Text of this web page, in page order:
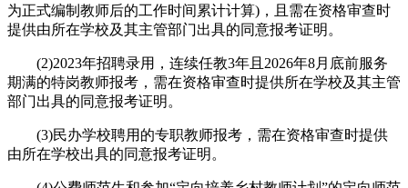
为正式编制教师后的工作时间累计计算)，且需在资格审查时
提供由所在学校及其主管部门出具的同意报考证明。
(2)2023年招聘录用，连续任教3年且2026年8月底前服务
期满的特岗教师报考，需在资格审查时提供所在学校及其主管
部门出具的同意报考证明。
(3)民办学校聘用的专职教师报考，需在资格审查时提供
由所在学校出具的同意报考证明。